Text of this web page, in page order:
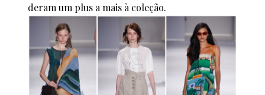
deram um plus a mais à coleção.